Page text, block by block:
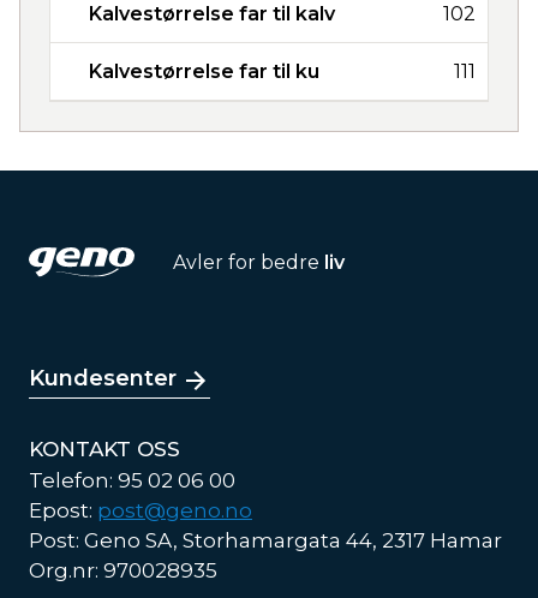
Kalvestørrelse far til kalv 102
Kalvestørrelse far til ku 111
Avler for bedre liv
Kundesenter
KONTAKT OSS
Telefon: 95 02 06 00
Epost: post@geno.no
Post: Geno SA, Storhamargata 44, 2317 Hamar
Org.nr: 970028935